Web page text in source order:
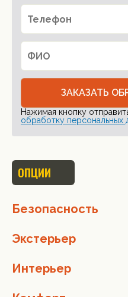
ЗАКАЗАТЬ
Нажимая кнопку
обработку персональных
ОПЦИИ
Безопасность
Экстерьер
Интерьер